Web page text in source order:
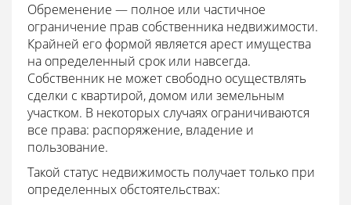
Обременение — полное или частичное
ограничение прав собственника недвижимости.
Крайней его формой является арест имущества
на определенный срок или навсегда.
Собственник не может свободно осуществлять
сделки с квартирой, домом или земельным
участком. В некоторых случаях ограничиваются
все права: распоряжение, владение и
пользование.
Такой статус недвижимость получает только при
определенных обстоятельствах: